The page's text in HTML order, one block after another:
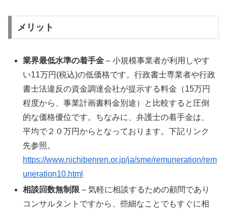
メリット
業界最低水準の着手金 – 小規模事業者が利用しやす
い11万円(税込)の低価格です。行政書士専業者や行政
書士法違反の資金調達会社が提示する料金（15万円
程度から、事業計画書料金別途）と比較すると圧倒
的な価格優位です。ちなみに、弁護士の着手金は、
平均で２０万円からとなっております。下記リンク
先参照。
https://www.nichibenren.or.jp/ja/sme/remuneration/rem
uneration10.html
相談回数無制限 – 気軽に相談するための顧問であり
コンサルタントですから、些細なことでもすぐに相